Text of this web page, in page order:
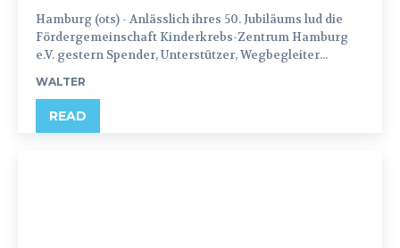
Hamburg (ots) - Anlässlich ihres 50. Jubiläums lud die
Fördergemeinschaft Kinderkrebs-Zentrum Hamburg
e.V. gestern Spender, Unterstützer, Wegbegleiter...
WALTER
READ